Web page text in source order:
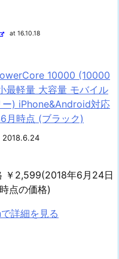
at 16.10.18
10000 (10000
最軽量 大容量 モバイル
ー) iPhone&Android対応
月時点 (ブラック)
2018.6.24
￥2,599(2018年6月24日
点の価格)
詳細を見る